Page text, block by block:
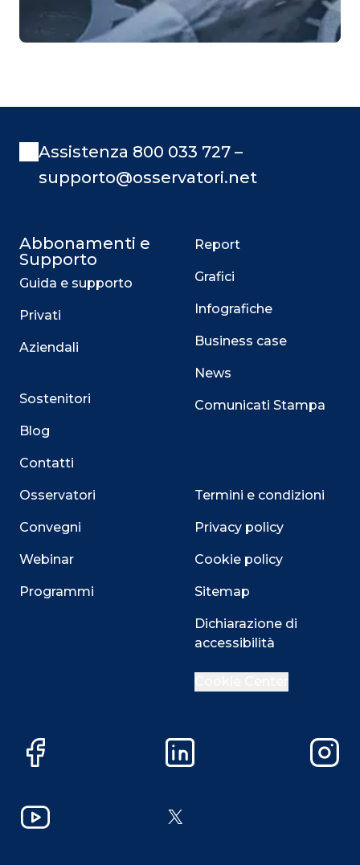
Assistenza 800 033 727 –
supporto@osservatori.net
Abbonamenti e
Supporto
Guida e supporto
Privati
Aziendali
Sostenitori
Blog
Contatti
Osservatori
Convegni
Webinar
Programmi
Report
Grafici
Infografiche
Business case
News
Comunicati Stampa
Termini e condizioni
Privacy policy
Cookie policy
Sitemap
Dichiarazione di
accessibilità
Facebook LinkedIn
YouTube X